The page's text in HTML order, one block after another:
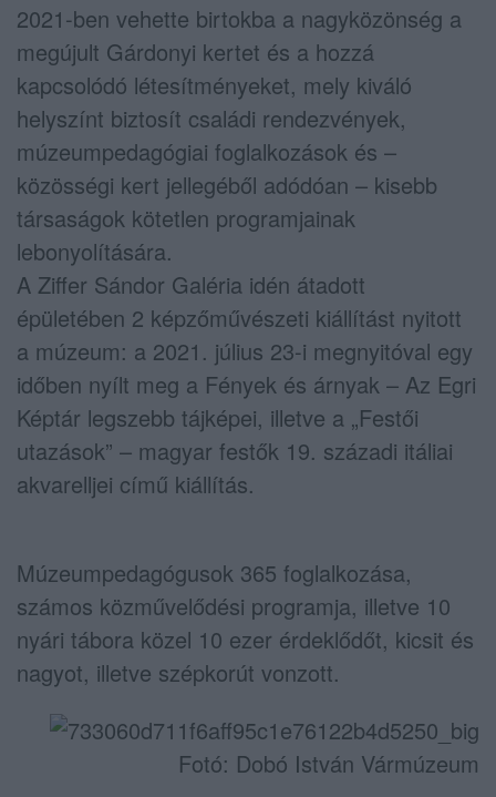
2021-ben vehette birtokba a nagyközönség a
megújult Gárdonyi kertet és a hozzá
kapcsolódó létesítményeket, mely kiváló
helyszínt biztosít családi rendezvények,
múzeumpedagógiai foglalkozások és –
közösségi kert jellegéből adódóan – kisebb
társaságok kötetlen programjainak
lebonyolítására.
A Ziffer Sándor Galéria idén átadott
épületében 2 képzőművészeti kiállítást nyitott
a múzeum: a 2021. július 23-i megnyitóval egy
időben nyílt meg a Fények és árnyak – Az Egri
Képtár legszebb tájképei, illetve a „Festői
utazások” – magyar festők 19. századi itáliai
akvarelljei című kiállítás.
Múzeumpedagógusok 365 foglalkozása,
számos közművelődési programja, illetve 10
nyári tábora közel 10 ezer érdeklődőt, kicsit és
nagyot, illetve szépkorút vonzott.
Fotó: Dobó István Vármúzeum